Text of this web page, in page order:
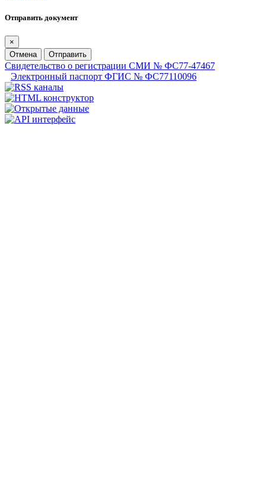
Отправить документ
×
Отмена
Отправить
Свидетельство о регистрации СМИ № ФС77-47467
Электронный паспорт ФГИС № ФС77110096